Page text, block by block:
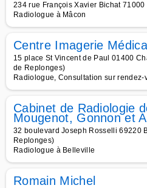
234 rue François Xavier Bichat
Radiologue à Mâcon
Centre Imagerie
15 place St Vincent de Paul 01400
de Replonges)
Radiologue, Consultation sur
Cabinet de Radiologie
Mougenot, Gonnon et
32 boulevard Joseph Rosselli 69220
Replonges)
Radiologue à Belleville
Romain Michel